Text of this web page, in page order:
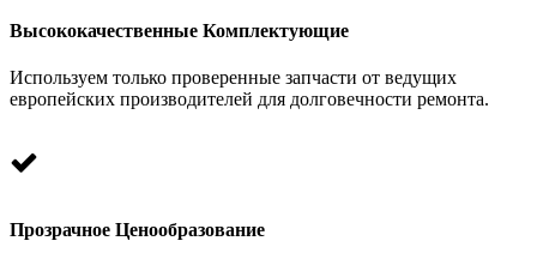
Высококачественные Комплектующие
Используем только проверенные запчасти от ведущих
европейских производителей для долговечности ремонта.
Прозрачное Ценообразование